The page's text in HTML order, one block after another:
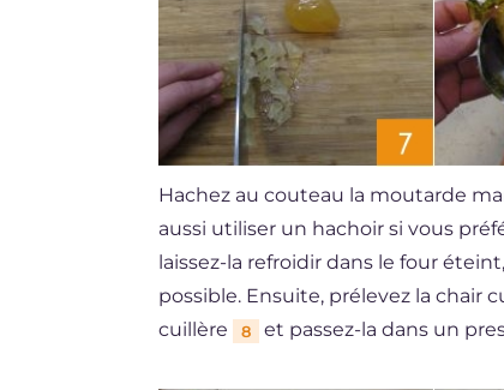
Hachez au couteau la moutarde
aussi utiliser un hachoir si vous
laissez-la refroidir dans le four
possible. Ensuite, prélevez la chair
cuillère
8 et passez-la dans un